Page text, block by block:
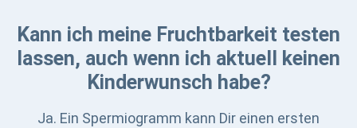
Kann ich meine Fruchtbarkeit testen
lassen, auch wenn ich aktuell keinen
Kinderwunsch habe?
Ja. Ein Spermiogramm kann Dir einen ersten